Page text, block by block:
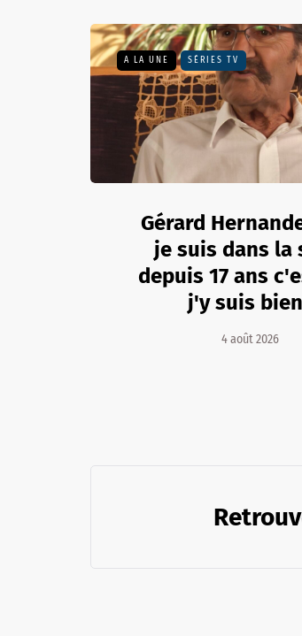
A LA UNE SÉRIES TV
Gérard
je suis dans la
depuis 17 ans
j'y suis
4 août 2026